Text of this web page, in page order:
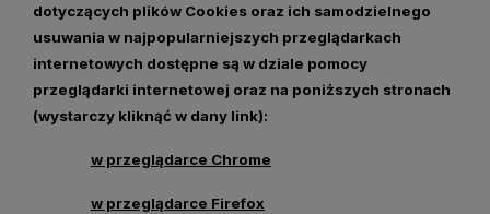
dotyczących plików Cookies oraz ich samodzielnego
usuwania w najpopularniejszych przeglądarkach
internetowych dostępne są w dziale pomocy
przeglądarki internetowej oraz na poniższych stronach
(wystarczy kliknąć w dany link):
w przeglądarce Chrome
w przeglądarce Firefox